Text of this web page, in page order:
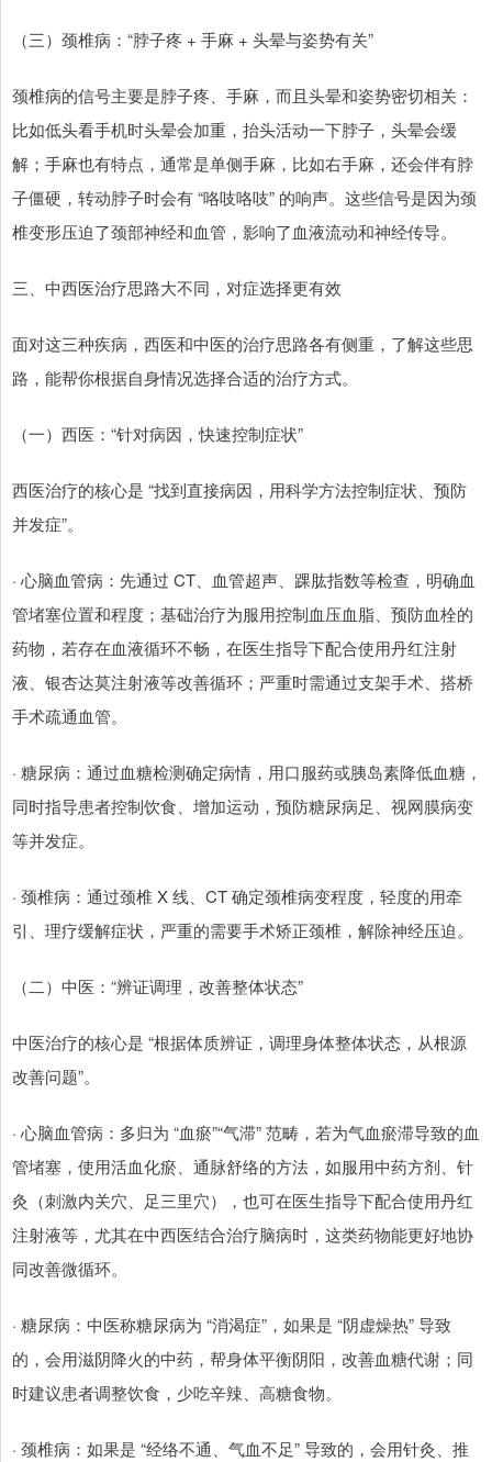
（三）颈椎病：“脖子疼 + 手麻 + 头晕与姿势有关”
颈椎病的信号主要是脖子疼、手麻，而且头晕和姿势密切相关：
比如低头看手机时头晕会加重，抬头活动一下脖子，头晕会缓
解；手麻也有特点，通常是单侧手麻，比如右手麻，还会伴有脖
子僵硬，转动脖子时会有 “咯吱咯吱” 的响声。这些信号是因为颈
椎变形压迫了颈部神经和血管，影响了血液流动和神经传导。
三、中西医治疗思路大不同，对症选择更有效
面对这三种疾病，西医和中医的治疗思路各有侧重，了解这些思
路，能帮你根据自身情况选择合适的治疗方式。
（一）西医：“针对病因，快速控制症状”
西医治疗的核心是 “找到直接病因，用科学方法控制症状、预防
并发症”。
· 心脑血管病：先通过 CT、血管超声、踝肱指数等检查，明确血
管堵塞位置和程度；基础治疗为服用控制血压血脂、预防血栓的
药物，若存在血液循环不畅，在医生指导下配合使用丹红注射
液、银杏达莫注射液等改善循环；严重时需通过支架手术、搭桥
手术疏通血管。
· 糖尿病：通过血糖检测确定病情，用口服药或胰岛素降低血糖，
同时指导患者控制饮食、增加运动，预防糖尿病足、视网膜病变
等并发症。
· 颈椎病：通过颈椎 X 线、CT 确定颈椎病变程度，轻度的用牵
引、理疗缓解症状，严重的需要手术矫正颈椎，解除神经压迫。
（二）中医：“辨证调理，改善整体状态”
中医治疗的核心是 “根据体质辨证，调理身体整体状态，从根源
改善问题”。
· 心脑血管病：多归为 “血瘀”“气滞” 范畴，若为气血瘀滞导致的血
管堵塞，使用活血化瘀、通脉舒络的方法，如服用中药方剂、针
灸（刺激内关穴、足三里穴），也可在医生指导下配合使用丹红
注射液等，尤其在中西医结合治疗脑病时，这类药物能更好地协
同改善微循环。
· 糖尿病：中医称糖尿病为 “消渴症”，如果是 “阴虚燥热” 导致
的，会用滋阴降火的中药，帮身体平衡阴阳，改善血糖代谢；同
时建议患者调整饮食，少吃辛辣、高糖食物。
· 颈椎病：如果是 “经络不通、气血不足” 导致的，会用针灸、推